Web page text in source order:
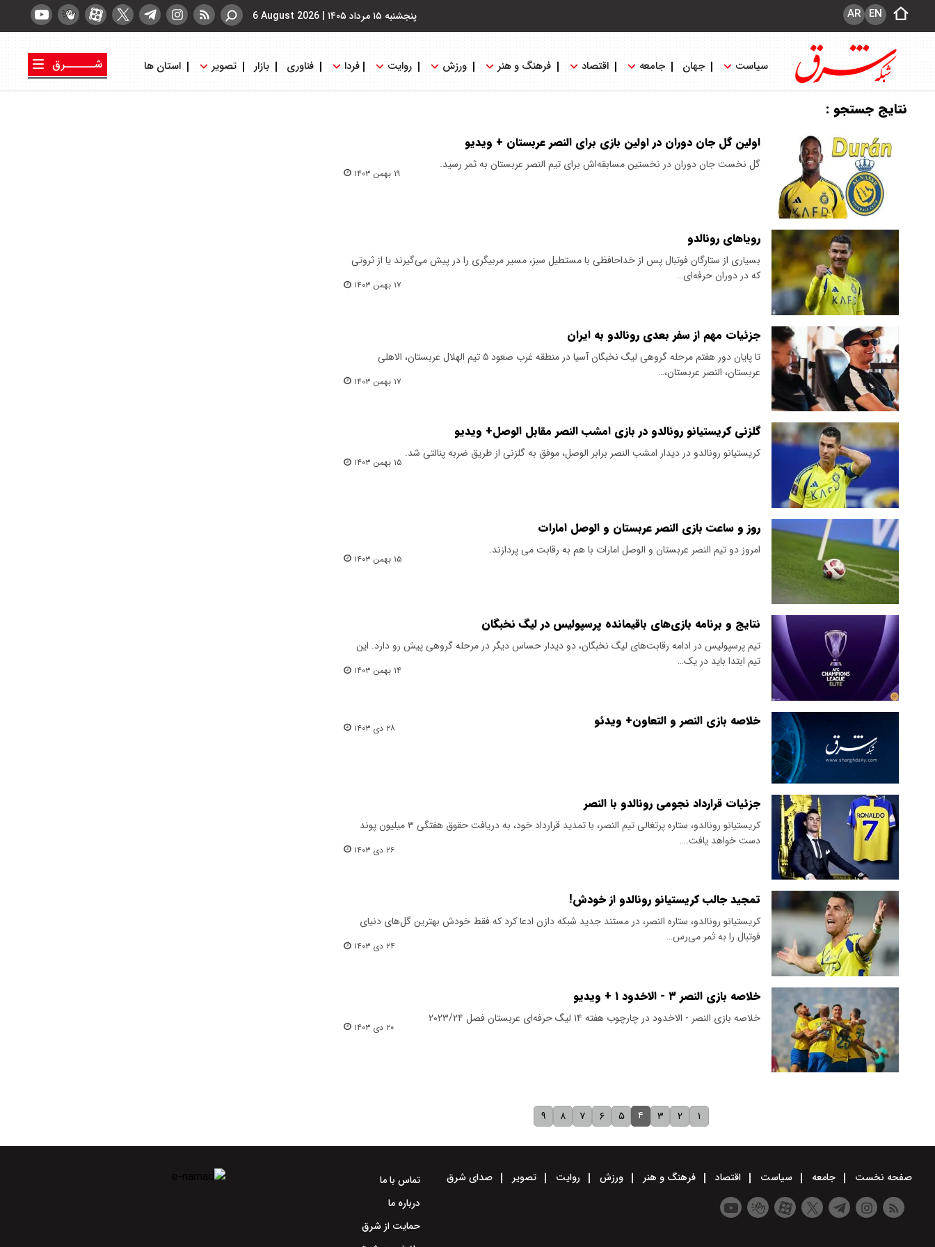
پنجشنبه ۱۵ مرداد ۱۴۰۵ |
6 August 2026 EN
AR
سیاست جهان جامعه اقتصاد فرهنگ و هنر ورزش روایت فردا فناوری بازار تصویر استان ها
شــــــرق
نتایج جستجو :
اولین گل جان دوران در اولین بازی برای النصر عربستان + ویدیو
گل نخست جان دوران در نخستین مسابقه‌اش برای تیم النصر عربستان به ثمر رسید.
۱۹ بهمن ۱۴۰۳
رویاهای رونالدو
بسیاری از ستارگان فوتبال پس از خداحافظی با مستطیل سبز، مسیر مربیگری را در پیش می‌گیرند یا از ثروتی
که در دوران حرفه‌ای…
۱۷ بهمن ۱۴۰۳
جزئیات مهم از سفر بعدی رونالدو به ایران
تا پایان دور هفتم مرحله گروهی لیگ نخبگان آسیا در منطقه غرب صعود ۵ تیم الهلال عربستان، الاهلی
عربستان، النصر عربستان،…
۱۷ بهمن ۱۴۰۳
گلزنی کریستیانو رونالدو در بازی امشب النصر مقابل الوصل+ ویدیو
کریستیانو رونالدو در دیدار امشب النصر برابر الوصل، موفق به گلزنی از طریق ضربه پنالتی شد.
۱۵ بهمن ۱۴۰۳
روز و ساعت بازی النصر عربستان و الوصل امارات
امروز دو تیم النصر عربستان و الوصل امارات با هم به رقابت می پردازند.
۱۵ بهمن ۱۴۰۳
نتایج و برنامه بازی‌های باقیمانده پرسپولیس در لیگ نخبگان
تیم پرسپولیس در ادامه رقابت‌های لیگ نخبگان، دو دیدار حساس دیگر در مرحله گروهی پیش رو دارد. این
تیم ابتدا باید در یک…
۱۴ بهمن ۱۴۰۳
خلاصه بازی النصر و التعاون+ ویدئو ۲۸ دی ۱۴۰۳
جزئیات قرارداد نجومی رونالدو با النصر
کریستیانو رونالدو، ستاره پرتغالی تیم النصر، با تمدید قرارداد خود، به دریافت حقوق هفتگی ۳ میلیون پوند
دست خواهد یافت.…
۲۶ دی ۱۴۰۳
تمجید جالب کریستیانو رونالدو از خودش!
کریستیانو رونالدو، ستاره النصر، در مستند جدید شبکه دازن ادعا کرد که فقط خودش بهترین گل‌های دنیای
فوتبال را به ثمر می‌رس…
۲۴ دی ۱۴۰۳
خلاصه بازی النصر ۳ - الاخدود ۱ + ویدیو
خلاصه بازی النصر - الاخدود در چارچوب هفته ۱۴ لیگ حرفه‌ای عربستان فصل ۲۰۲۳/۲۴
۲۰ دی ۱۴۰۳
۱ ۲ ۳ ۴ ۵ ۶ ۷ ۸ ۹
صفحه نخست جامعه سیاست اقتصاد فرهنگ و هنر ورزش روایت تصویر صدای شرق
تماس با ما
درباره ما
حمایت از شرق